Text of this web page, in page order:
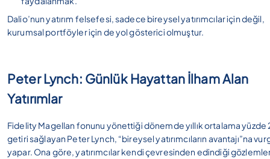
Dalio’nun yatırım felsefesi, sadece bireysel yatırımcılar için değil,
kurumsal portföyler için de yol gösterici olmuştur.
Peter Lynch: Günlük Hayattan İlham Alan
Yatırımlar
Fidelity Magellan fonunu yönettiği dönemde yıllık ortalama yüzde
getiri sağlayan Peter Lynch, “bireysel yatırımcıların avantajı”na
yapar. Ona göre, yatırımcılar kendi çevresinden edindiği